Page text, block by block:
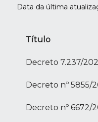
Data da última
Título
Decreto 7.237/
Decreto nº 5855/
Decreto nº 6672/